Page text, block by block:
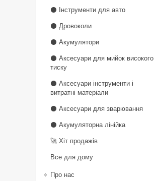
⚫ Інструменти для авто
⚫ Дровоколи
⚫ Акумулятори
⚫ Аксесуари для мийок високого
тиску
⚫ Аксесуари інструменти і
витратні матеріали
⚫ Аксесуари для зварювання
⚫ Акумуляторна лінійка
🚀 Хіт продажів
Все для дому
Про нас